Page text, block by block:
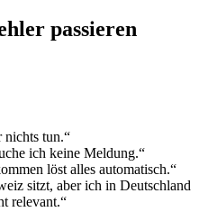
passieren
nichts tun.“
ich keine Meldung.“
löst alles automatisch.“
sitzt, aber ich in Deutschland
relevant.“